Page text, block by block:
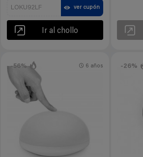
LOKU92LF ver cupón
Ir al chollo
-56% 6 años -26%